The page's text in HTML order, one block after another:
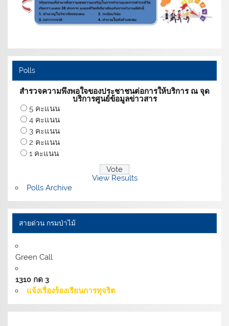
Polls
สำรวจความพึงพอใจของประชาชนต่อการให้บริการ ณ จุด
บริการศูนย์ข้อมูลข่าวสาร
5 คะแนน
4 คะแนน
3 คะแนน
2 คะแนน
1 คะแนน
View Results
Polls Archive
สายด่วน กรมป่าไม้
Green Call
1310 กด 3
แจ้งเรื่องร้องเรียนการทุจริต